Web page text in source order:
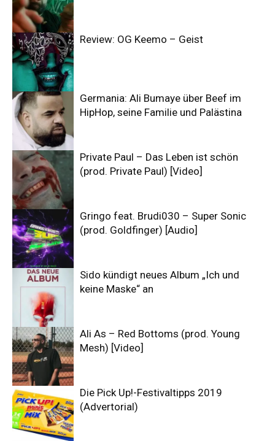
Review: OG Keemo – Geist
Germania: Ali Bumaye über Beef im
HipHop, seine Familie und Palästina
Private Paul – Das Leben ist schön
(prod. Private Paul) [Video]
Gringo feat. Brudi030 – Super Sonic
(prod. Goldfinger) [Audio]
Sido kündigt neues Album „Ich und
keine Maske“ an
Ali As – Red Bottoms (prod. Young
Mesh) [Video]
Die Pick Up!-Festivaltipps 2019
(Advertorial)